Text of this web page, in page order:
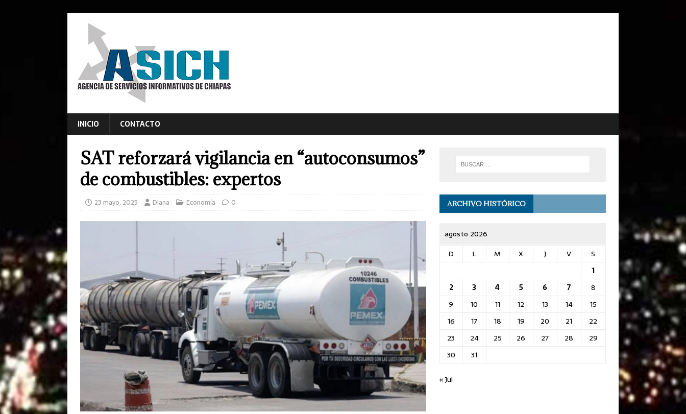
INICIO CONTACTO
SAT reforzará vigilancia en “autoconsumos”
de combustibles: expertos
23 mayo, 2025 Diana Economía 0 ARCHIVO HISTÓRICO
agosto 2026
D
L M X J V
S
1
2
3 4 5 6 7
8
9
10 11 12 13 14
15
16
17 18 19 20 21
22
23
24 25 26 27 28
29
30
31
« Jul